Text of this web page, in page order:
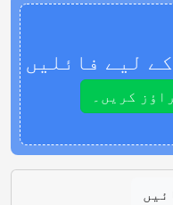
لیے فائلیں
کریں۔